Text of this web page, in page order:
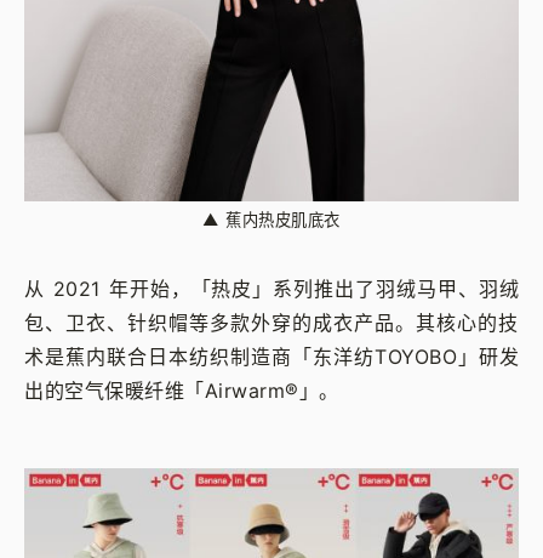
▲蕉内热皮肌底衣
从 2021 年开始，「热皮」系列推出了羽绒马甲、羽绒
包、卫衣、针织帽等多款外穿的成衣产品。其核心的技
术是蕉内联合日本纺织制造商「东洋纺TOYOBO」研发
出的空气保暖纤维「Airwarm®」。